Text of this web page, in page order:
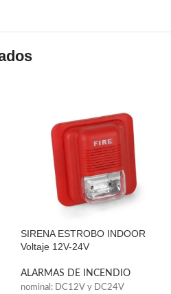
SIRENA ESTROBO INDOOR
Voltaje 12V-24V
ALARMAS DE INCENDIO
nominal: DC12V y DC24V